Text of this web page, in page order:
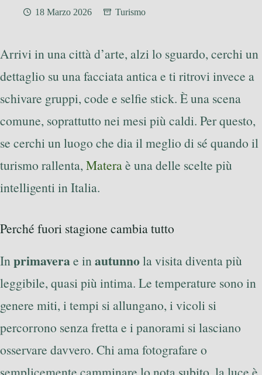
18 Marzo 2026 Turismo
Arrivi in una città d’arte, alzi lo sguardo, cerchi un
dettaglio su una facciata antica e ti ritrovi invece a
schivare gruppi, code e selfie stick. È una scena
comune, soprattutto nei mesi più caldi. Per questo,
se cerchi un luogo che dia il meglio di sé quando il
turismo rallenta, Materaè una delle scelte più
intelligenti in Italia.
Perché fuori stagione cambia tutto
Inprimaverae inautunnola visita diventa più
leggibile, quasi più intima. Le temperature sono in
genere miti, i tempi si allungano, i vicoli si
percorrono senza fretta e i panorami si lasciano
osservare davvero. Chi ama fotografare o